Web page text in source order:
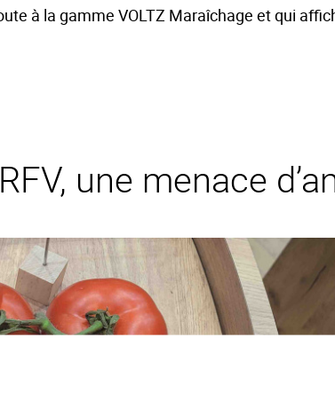
à la gamme VOLTZ Maraîchage et qui
une menace